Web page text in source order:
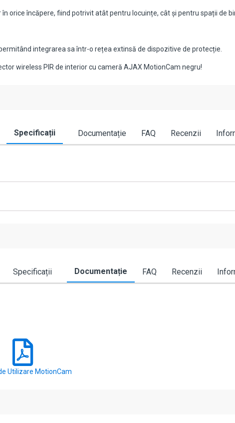
orice încăpere, fiind potrivit atât pentru locuințe, cât și pentru spații de
integrarea sa într-o rețea extinsă de dispozitive de protecție.
wireless PIR de interior cu cameră AJAX MotionCam negru!
Specificații Documentație FAQ Recenzii
Specificații Documentație FAQ Recenzii
Utilizare MotionCam